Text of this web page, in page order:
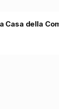
Casa della